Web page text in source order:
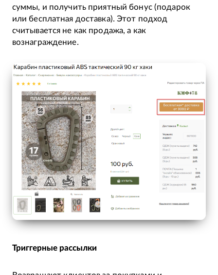
суммы, и получить приятный бонус (подарок
или бесплатная доставка). Этот подход
считывается не как продажа, а как
вознаграждение.
Триггерные рассылки